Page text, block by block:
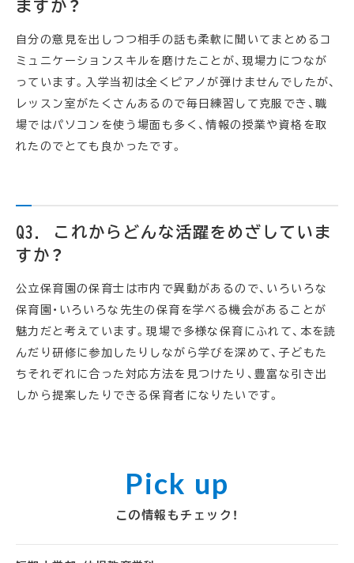
ますか？
自分の意見を出しつつ相手の話も柔軟に聞いてまとめるコ
ミュニケーションスキルを磨けたことが、現場力につなが
っています。入学当初は全くピアノが弾けませんでしたが、
レッスン室がたくさんあるので毎日練習して克服でき、職
場ではパソコンを使う場面も多く、情報の授業や資格を取
れたのでとても良かったです。
Q3. これからどんな活躍をめざしていま
すか？
公立保育園の保育士は市内で異動があるので、いろいろな
保育園・いろいろな先生の保育を学べる機会があることが
魅力だと考えています。現場で多様な保育にふれて、本を読
んだり研修に参加したりしながら学びを深めて、子どもた
ちそれぞれに合った対応方法を見つけたり、豊富な引き出
しから提案したりできる保育者になりたいです。
この情報もチェック！